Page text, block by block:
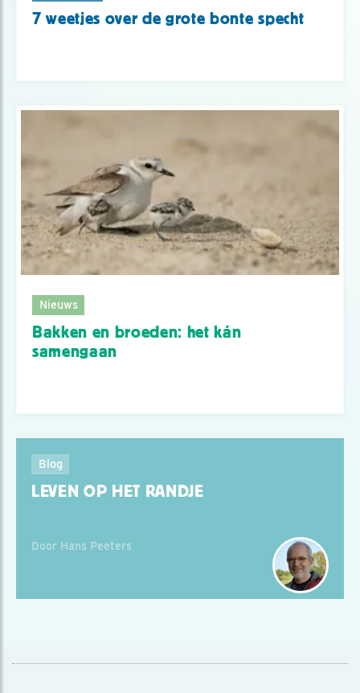
7 weetjes over de grote bonte specht
Nieuws
Bakken en broeden: het kán
samengaan
Blog
LEVEN OP HET RANDJE
Door Hans Peeters